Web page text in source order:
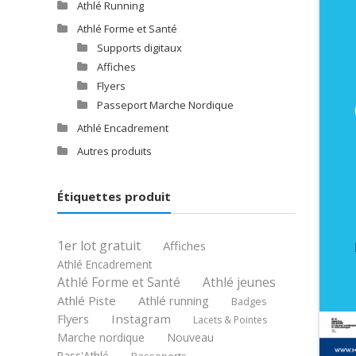
Athlé Running
Athlé Forme et Santé
Supports digitaux
Affiches
Flyers
Passeport Marche Nordique
Athlé Encadrement
Autres produits
Étiquettes produit
1er lot gratuit Affiches
Athlé Encadrement
Athlé Forme et Santé Athlé jeunes
Athlé Piste Athlé running Badges
Flyers Instagram Lacets & Pointes
Marche nordique Nouveau